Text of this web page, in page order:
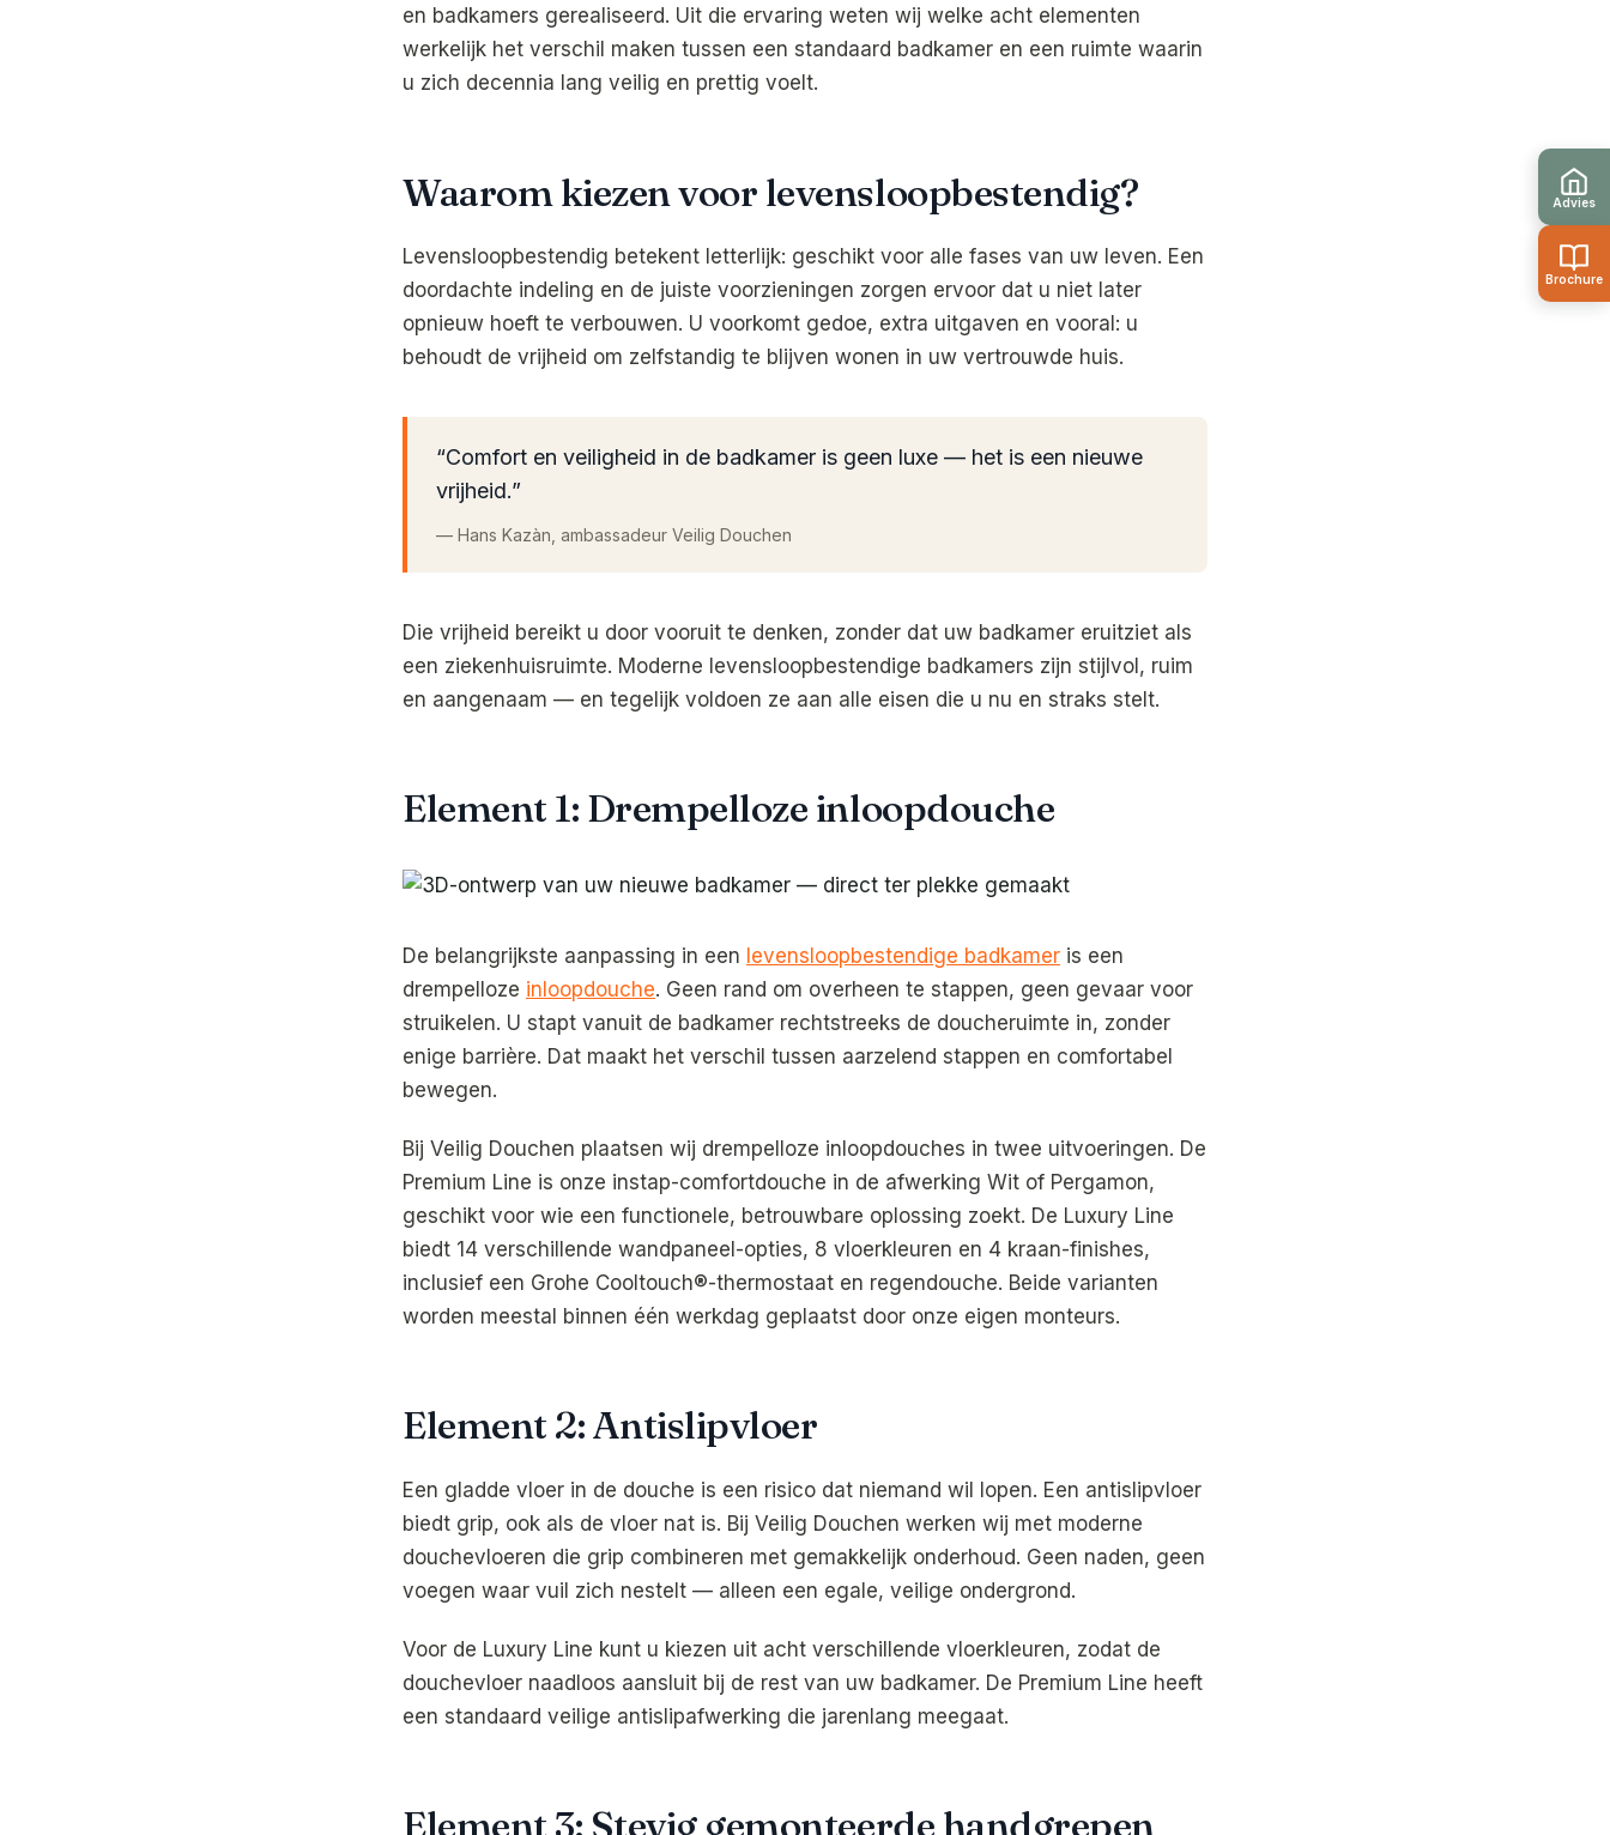
en badkamers gerealiseerd. Uit die ervaring weten wij welke acht elementen
werkelijk het verschil maken tussen een standaard badkamer en een ruimte waarin
u zich decennia lang veilig en prettig voelt.
Waarom kiezen voor levensloopbestendig?
Levensloopbestendig betekent letterlijk: geschikt voor alle fases van uw leven. Een
doordachte indeling en de juiste voorzieningen zorgen ervoor dat u niet later
opnieuw hoeft te verbouwen. U voorkomt gedoe, extra uitgaven en vooral: u
behoudt de vrijheid om zelfstandig te blijven wonen in uw vertrouwde huis.
“Comfort en veiligheid in de badkamer is geen luxe — het is een nieuwe
vrijheid.”
— Hans Kazàn, ambassadeur Veilig Douchen
Die vrijheid bereikt u door vooruit te denken, zonder dat uw badkamer eruitziet als
een ziekenhuisruimte. Moderne levensloopbestendige badkamers zijn stijlvol, ruim
en aangenaam — en tegelijk voldoen ze aan alle eisen die u nu en straks stelt.
Element 1: Drempelloze inloopdouche
De belangrijkste aanpassing in een levensloopbestendige badkamer is een
drempelloze inloopdouche. Geen rand om overheen te stappen, geen gevaar voor
struikelen. U stapt vanuit de badkamer rechtstreeks de doucheruimte in, zonder
enige barrière. Dat maakt het verschil tussen aarzelend stappen en comfortabel
bewegen.
Bij Veilig Douchen plaatsen wij drempelloze inloopdouches in twee uitvoeringen. De
Premium Line is onze instap-comfortdouche in de afwerking Wit of Pergamon,
geschikt voor wie een functionele, betrouwbare oplossing zoekt. De Luxury Line
biedt 14 verschillende wandpaneel-opties, 8 vloerkleuren en 4 kraan-finishes,
inclusief een Grohe Cooltouch®-thermostaat en regendouche. Beide varianten
worden meestal binnen één werkdag geplaatst door onze eigen monteurs.
Element 2: Antislipvloer
Een gladde vloer in de douche is een risico dat niemand wil lopen. Een antislipvloer
biedt grip, ook als de vloer nat is. Bij Veilig Douchen werken wij met moderne
douchevloeren die grip combineren met gemakkelijk onderhoud. Geen naden, geen
voegen waar vuil zich nestelt — alleen een egale, veilige ondergrond.
Voor de Luxury Line kunt u kiezen uit acht verschillende vloerkleuren, zodat de
douchevloer naadloos aansluit bij de rest van uw badkamer. De Premium Line heeft
een standaard veilige antislipafwerking die jarenlang meegaat.
Element 3: Stevig gemonteerde handgrepen